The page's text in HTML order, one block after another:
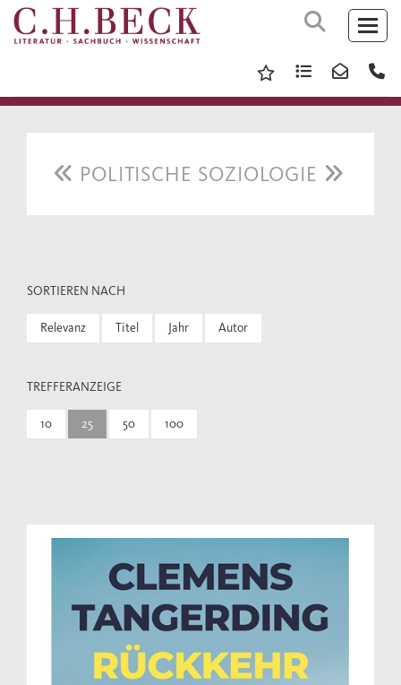
POLITISCHE SOZIOLOGIE
SORTIEREN NACH
Relevanz Titel Jahr Autor
TREFFERANZEIGE
10 25 50 100